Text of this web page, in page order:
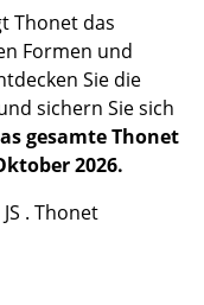
Thonet das
Formen und
Sie die
sichern Sie sich
gesamte Thonet
2026.
. Thonet